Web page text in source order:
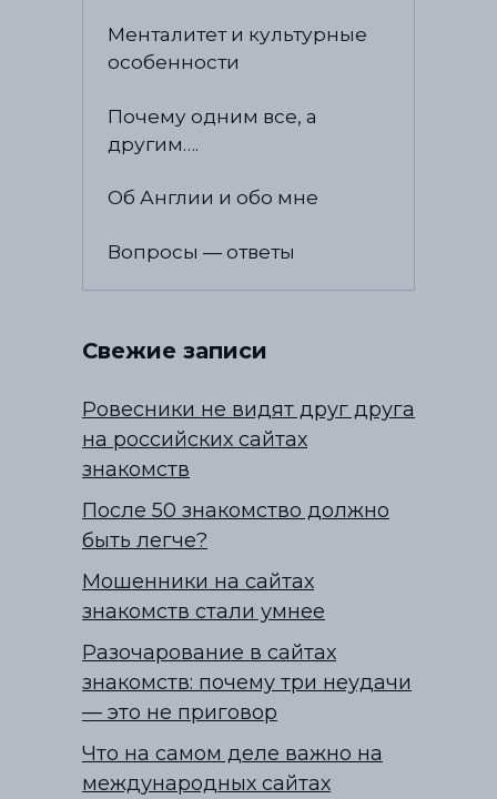
Менталитет и культурные
особенности
Почему одним все, а
другим….
Об Англии и обо мне
Вопросы — ответы
Свежие записи
Ровесники не видят друг друга
на российских сайтах
знакомств
После 50 знакомство должно
быть легче?
Мошенники на сайтах
знакомств стали умнее
Разочарование в сайтах
знакомств: почему три неудачи
— это не приговор
Что на самом деле важно на
международных сайтах